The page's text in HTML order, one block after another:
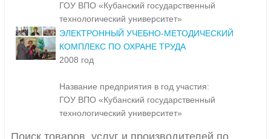
ГОУ ВПО «Кубанский государственный
технологический университет»
ЭЛЕКТРОННЫЙ УЧЕБНО-МЕТОДИЧЕСКИЙ
КОМПЛЕКС ПО ОХРАНЕ ТРУДА
2008 год
Название предприятия в год участия:
ГОУ ВПО «Кубанский государственный
технологический университет»